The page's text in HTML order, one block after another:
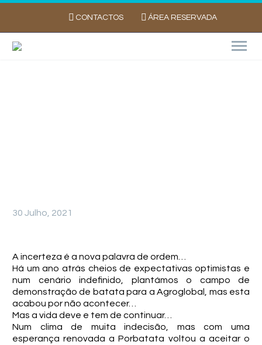
CONTACTOS ÁREA RESERVADA
30 Julho, 2021
A incerteza é a nova palavra de ordem…
Há um ano atrás cheios de expectativas optimistas e
num cenário indefinido, plantámos o campo de
demonstração de batata para a Agroglobal, mas esta
acabou por não acontecer…
Mas a vida deve e tem de continuar…
Num clima de muita indecisão, mas com uma
esperança renovada a Porbatata voltou a aceitar o